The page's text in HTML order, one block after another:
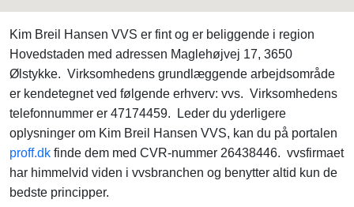
Kim Breil Hansen VVS er fint og er beliggende i region
Hovedstaden med adressen Maglehøjvej 17, 3650
Ølstykke. Virksomhedens grundlæggende arbejdsområde
er kendetegnet ved følgende erhverv: vvs. Virksomhedens
telefonnummer er 47174459. Leder du yderligere
oplysninger om Kim Breil Hansen VVS, kan du på portalen
proff.dk finde dem med CVR-nummer 26438446. vvsfirmaet
har himmelvid viden i vvsbranchen og benytter altid kun de
bedste principper.